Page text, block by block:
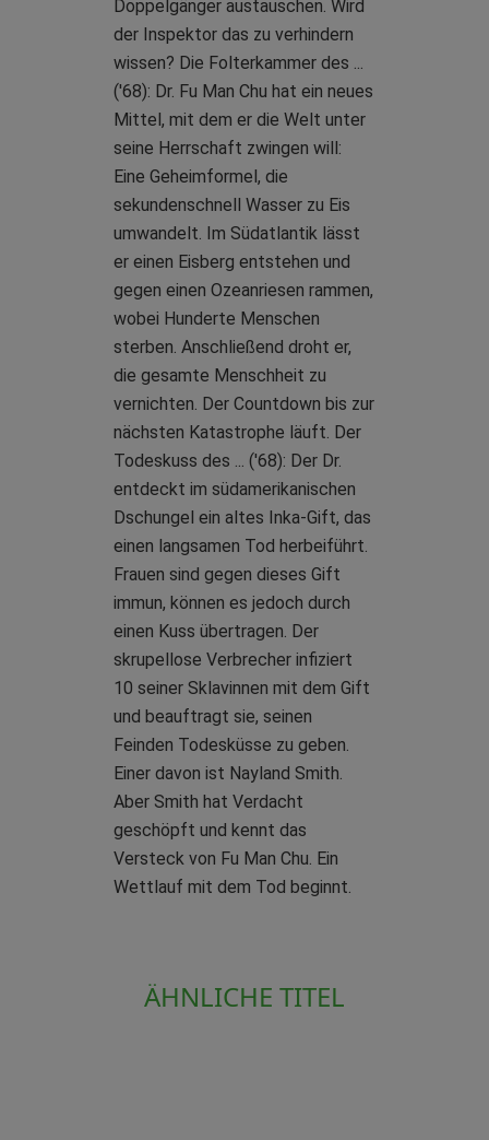
Doppelgänger austauschen. Wird
der Inspektor das zu verhindern
wissen? Die Folterkammer des ...
('68): Dr. Fu Man Chu hat ein neues
Mittel, mit dem er die Welt unter
seine Herrschaft zwingen will:
Eine Geheimformel, die
sekundenschnell Wasser zu Eis
umwandelt. Im Südatlantik lässt
er einen Eisberg entstehen und
gegen einen Ozeanriesen rammen,
wobei Hunderte Menschen
sterben. Anschließend droht er,
die gesamte Menschheit zu
vernichten. Der Countdown bis zur
nächsten Katastrophe läuft. Der
Todeskuss des ... ('68): Der Dr.
entdeckt im südamerikanischen
Dschungel ein altes Inka-Gift, das
einen langsamen Tod herbeiführt.
Frauen sind gegen dieses Gift
immun, können es jedoch durch
einen Kuss übertragen. Der
skrupellose Verbrecher infiziert
10 seiner Sklavinnen mit dem Gift
und beauftragt sie, seinen
Feinden Todesküsse zu geben.
Einer davon ist Nayland Smith.
Aber Smith hat Verdacht
geschöpft und kennt das
Versteck von Fu Man Chu. Ein
Wettlauf mit dem Tod beginnt.
ÄHNLICHE TITEL